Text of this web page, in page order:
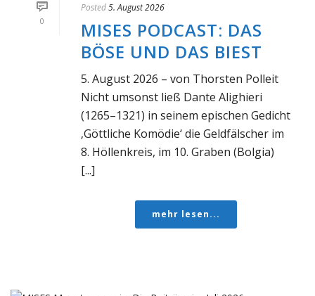
0
Posted5. August 2026
MISES PODCAST: DAS
BÖSE UND DAS BIEST
5. August 2026 – von Thorsten Polleit
Nicht umsonst ließ Dante Alighieri
(1265–1321) in seinem epischen Gedicht
‚Göttliche Komödie‘ die Geldfälscher im
8. Höllenkreis, im 10. Graben (Bolgia)
[...]
mehr lesen...